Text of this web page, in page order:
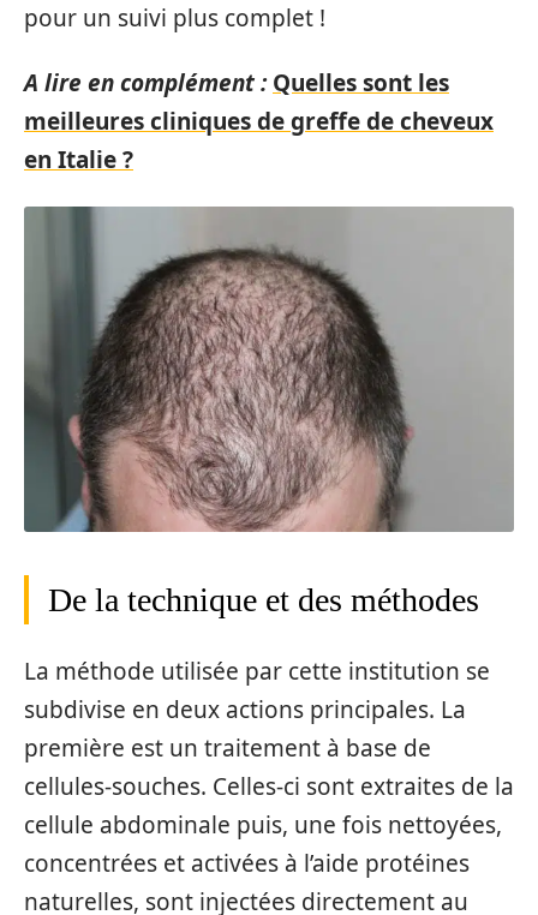
pour un suivi plus complet !
A lire en complément : Quelles sont les
meilleures cliniques de greffe de cheveux
en Italie ?
De la technique et des méthodes
La méthode utilisée par cette institution se
subdivise en deux actions principales. La
première est un traitement à base de
cellules-souches. Celles-ci sont extraites de la
cellule abdominale puis, une fois nettoyées,
concentrées et activées à l’aide protéines
naturelles, sont injectées directement au